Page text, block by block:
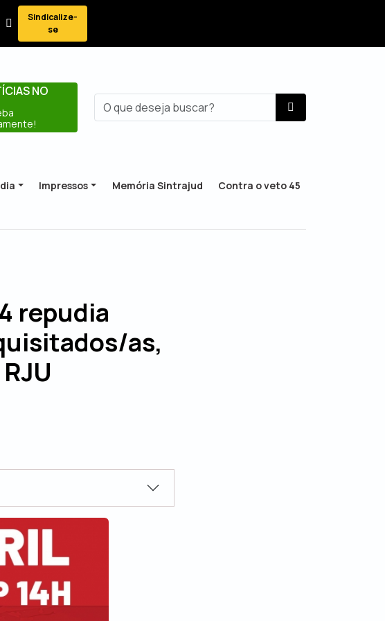
Sindicalize-
se
NO
Impressos Memória Sintrajud
Contra o veto 45
repudia
as,